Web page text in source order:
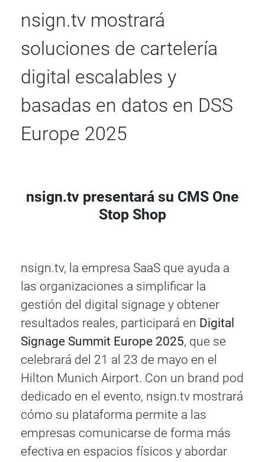
nsign.tv mostrará
soluciones de cartelería
digital escalables y
basadas en datos en DSS
Europe 2025
nsign.tv presentará su CMS One
Stop Shop
nsign.tv, la empresa SaaS que ayuda a
las organizaciones a simplificar la
gestión del digital signage y obtener
resultados reales, participará en Digital
Signage Summit Europe 2025, que se
celebrará del 21 al 23 de mayo en el
Hilton Munich Airport. Con un brand pod
dedicado en el evento, nsign.tv mostrará
cómo su plataforma permite a las
empresas comunicarse de forma más
efectiva en espacios físicos y abordar